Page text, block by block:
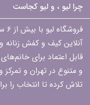
چرا لیو ، و لیو کجاست
آنلاین کیف و کفش زنانه
قابل اعتماد برای
و متنوع در تهران و
تلاش کرده تا انتخاب را